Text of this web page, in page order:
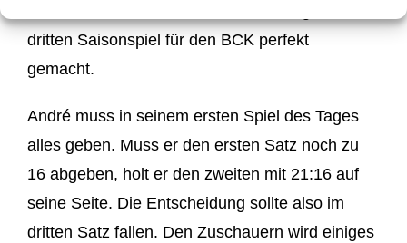
dritten Saisonspiel für den BCK perfekt
gemacht.
André muss in seinem ersten Spiel des Tages
alles geben. Muss er den ersten Satz noch zu
16 abgeben, holt er den zweiten mit 21:16 auf
seine Seite. Die Entscheidung sollte also im
dritten Satz fallen. Den Zuschauern wird einiges